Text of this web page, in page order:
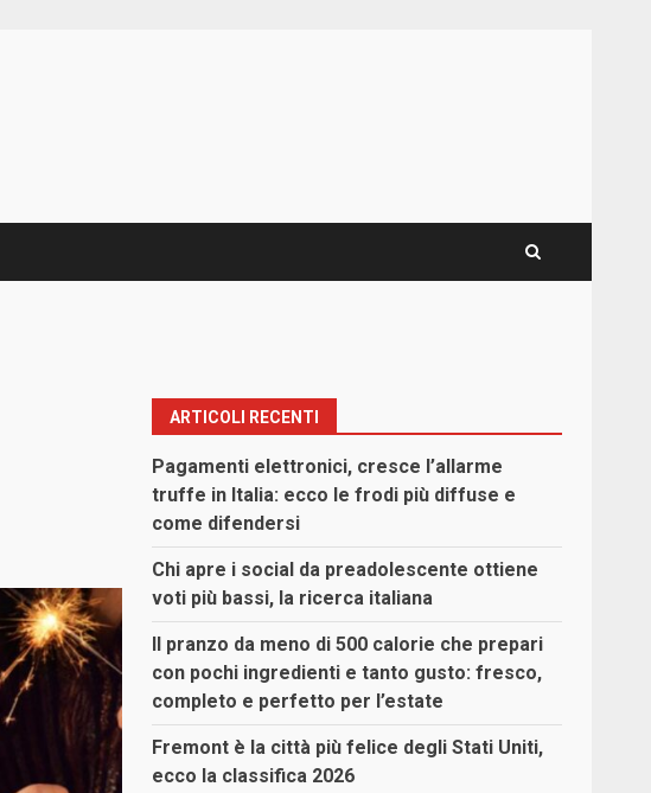
ARTICOLI RECENTI
Pagamenti elettronici, cresce l’allarme
truffe in Italia: ecco le frodi più diffuse e
come difendersi
Chi apre i social da preadolescente ottiene
voti più bassi, la ricerca italiana
Il pranzo da meno di 500 calorie che prepari
con pochi ingredienti e tanto gusto: fresco,
completo e perfetto per l’estate
Fremont è la città più felice degli Stati Uniti,
ecco la classifica 2026